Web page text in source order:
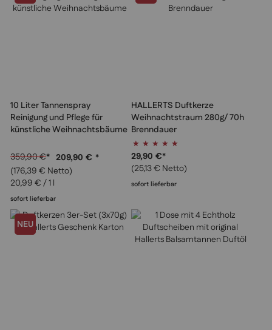
10 Liter Tannenspray
Reinigung und Pflege für
künstliche Weihnachtsbäume
359,90 €* 209,90 € *
(176,39 € Netto)
20,99 € / 1 l
sofort lieferbar
HALLERTS Duftkerze
Weihnachtstraum 280g/ 70h
Brenndauer
Bewertung:
100%
29,90 €*
(25,13 € Netto)
sofort lieferbar
NEU